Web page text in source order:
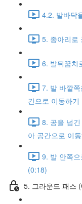
4.2. 발바닥
5. 종아리로
6. 발뒤꿈치
7. 발 바깥
간으로 이동하기
8. 공을 넘
아 공간으로 이
9. 발 안쪽
(0:18)
5. 그라운드 패스